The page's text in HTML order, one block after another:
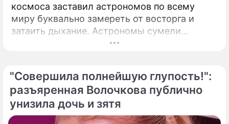
космоса заставил астрономов по всему
миру буквально замереть от восторга и
затаить дыхание. Астрономы сумели
совершить невозможное и заглянуть в
"Совершила полнейшую глупость!":
разъяренная Волочкова публично
унизила дочь и зятя